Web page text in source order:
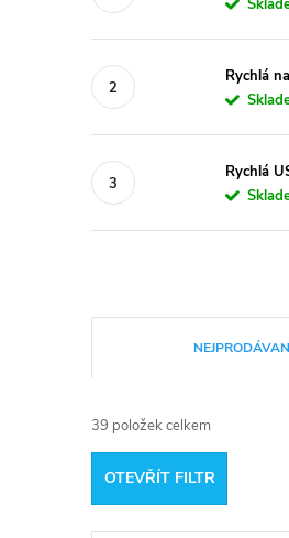
Rychlá
Rychlá
a
z
e
39 položek celkem
OTEVŘÍT FILTR